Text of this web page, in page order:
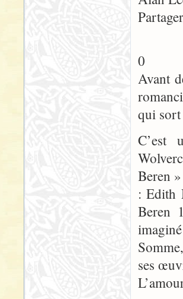
0
Avant
qui
C’est
Beren
: Edith
Beren
ses